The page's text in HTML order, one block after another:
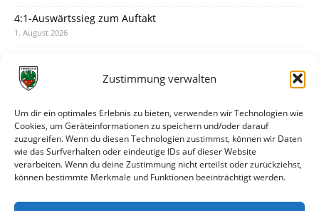
Zustimmung verwalten
Um dir ein optimales Erlebnis zu bieten, verwenden wir Technologien wie
Cookies, um Geräteinformationen zu speichern und/oder darauf
zuzugreifen. Wenn du diesen Technologien zustimmst, können wir Daten
wie das Surfverhalten oder eindeutige IDs auf dieser Website
verarbeiten. Wenn du deine Zustimmung nicht erteilst oder zurückziehst,
können bestimmte Merkmale und Funktionen beeinträchtigt werden.
4:1-Auswärtssieg zum Auftakt
1. August 2026
31. Juli 2026
30. Juli 2026
Deine Spielminute: 89+1
28. Juli 2026
Neuer Rückensponsor